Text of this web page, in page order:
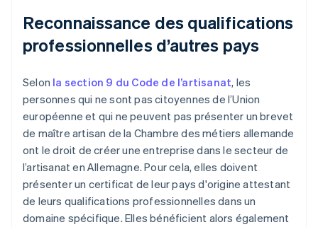
Reconnaissance des qualifications
professionnelles d’autres pays
Selon la section 9 du Code de l’artisanat, les
personnes qui ne sont pas citoyennes de l’Union
européenne et qui ne peuvent pas présenter un brevet
de maître artisan de la Chambre des métiers allemande
ont le droit de créer une entreprise dans le secteur de
l’artisanat en Allemagne. Pour cela, elles doivent
présenter un certificat de leur pays d'origine attestant
de leurs qualifications professionnelles dans un
domaine spécifique. Elles bénéficient alors également